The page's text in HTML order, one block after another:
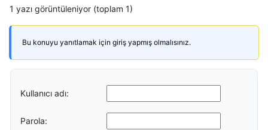
1 yazı görüntüleniyor (toplam 1)
Bu konuyu yanıtlamak için giriş yapmış olmalısınız.
Kullanıcı adı:
Parola: